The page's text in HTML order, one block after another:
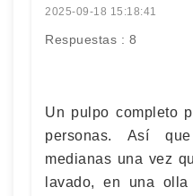
2025-09-18 15:18:41
Respuestas : 8
Un pulpo completo
personas. Así
medianas una vez
lavado, en una